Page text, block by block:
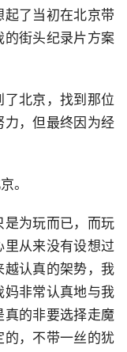
起了当初在北京带
街头纪录片方案
北京，找到那位
，但最终因为经
。
是为玩而已，而玩
从来没有设想过
认真的架势，我
非常认真地与我
的非要选择走魔
，不带一丝的犹